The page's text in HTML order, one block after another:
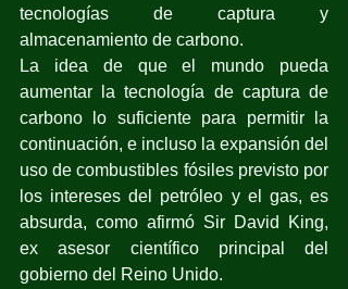
tecnologías de captura y
almacenamiento de carbono.
La idea de que el mundo pueda
aumentar la tecnología de captura de
carbono lo suficiente para permitir la
continuación, e incluso la expansión del
uso de combustibles fósiles previsto por
los intereses del petróleo y el gas, es
absurda, como afirmó Sir David King,
ex asesor científico principal del
gobierno del Reino Unido.